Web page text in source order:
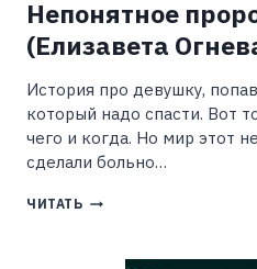
Непонятное
(Елизавета
История про девушку,
который надо спасти. Вот
чего и когда. Но мир этот
сделали больно…
ЧИТАТЬ НЕПОНЯТНОЕ
ОГНЕВА)